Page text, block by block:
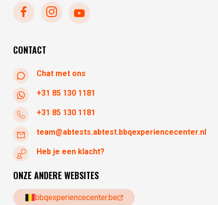
woensdag
donderdag
CONTACT
Chat met ons
+31 85 130 1181
+31 85 130 1181
team@abtests.abtest.bbqexperiencecenter.nl
Heb je een klacht?
ONZE ANDERE WEBSITES
bbqexperiencecenter.be